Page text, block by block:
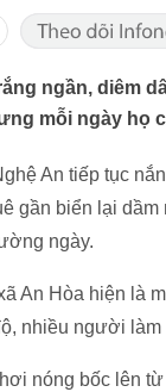
ngần, diêm
mỗi ngày họ
An tiếp tục
gần biển lại
ngày.
An Hòa hiện là
nhiều người
nóng bốc lên